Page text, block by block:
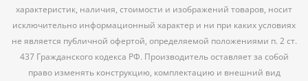
характеристик, наличия, стоимости и изображений товаров, носит
исключительно информационный характер и ни при каких условиях
не является публичной офертой, определяемой положениями п. 2 ст.
437 Гражданского кодекса РФ. Производитель оставляет за собой
право изменять конструкцию, комплектацию и внешний вид